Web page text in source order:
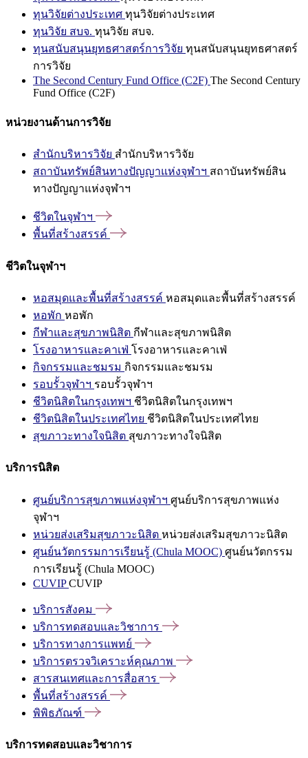
ทุนวิจัยต่างประเทศ ทุนวิจัยต่างประเทศ
ทุนวิจัย สบจ. ทุนวิจัย สบจ.
ทุนสนับสนุนยุทธศาสตร์การวิจัย ทุนสนับสนุนยุทธศาสตร์
การวิจัย
The Second Century Fund Office (C2F) The Second Century
Fund Office (C2F)
หน่วยงานด้านการวิจัย
สำนักบริหารวิจัย สำนักบริหารวิจัย
สถาบันทรัพย์สินทางปัญญาแห่งจุฬาฯ สถาบันทรัพย์สิน
ทางปัญญาแห่งจุฬาฯ
ชีวิตในจุฬาฯ
พื้นที่สร้างสรรค์
ชีวิตในจุฬาฯ
หอสมุดและพื้นที่สร้างสรรค์ หอสมุดและพื้นที่สร้างสรรค์
หอพัก หอพัก
กีฬาและสุขภาพนิสิต กีฬาและสุขภาพนิสิต
โรงอาหารและคาเฟ่ โรงอาหารและคาเฟ่
กิจกรรมและชมรม กิจกรรมและชมรม
รอบรั้วจุฬาฯ รอบรั้วจุฬาฯ
ชีวิตนิสิตในกรุงเทพฯ ชีวิตนิสิตในกรุงเทพฯ
ชีวิตนิสิตในประเทศไทย ชีวิตนิสิตในประเทศไทย
สุขภาวะทางใจนิสิต สุขภาวะทางใจนิสิต
บริการนิสิต
ศูนย์บริการสุขภาพแห่งจุฬาฯ ศูนย์บริการสุขภาพแห่ง
จุฬาฯ
หน่วยส่งเสริมสุขภาวะนิสิต หน่วยส่งเสริมสุขภาวะนิสิต
ศูนย์นวัตกรรมการเรียนรู้ (Chula MOOC) ศูนย์นวัตกรรม
การเรียนรู้ (Chula MOOC)
CUVIPCUVIP
บริการสังคม
บริการทดสอบและวิชาการ
บริการทางการแพทย์
บริการตรวจวิเคราะห์คุณภาพ
สารสนเทศและการสื่อสาร
พื้นที่สร้างสรรค์
พิพิธภัณฑ์
บริการทดสอบและวิชาการ